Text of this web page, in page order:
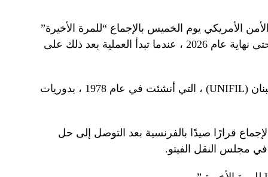
الأمريكي يوم الخميس بالإجماع “للمرة الأخيرة”
مهمة لحفظ السلام الطويلة في لبنان حتى نهاية عام 2026 ، عندما تبدأ العملية بعد ذلك على
تقوم القوة المؤقتة للأمم المتحدة في لبنان (UNIFIL) ، التي أنشئت في عام 1978 ، بدوريات
المؤلف من 15 عضوًا بالإجماع قرارًا صيدًا بالفرنسية بعد التوصل إلى حل
مجلس النقل الفيتو.